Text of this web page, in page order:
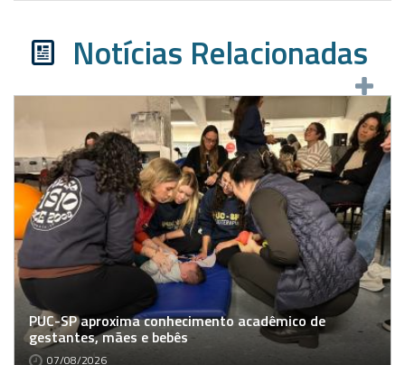
Notícias Relacionadas
PUC-SP aproxima conhecimento acadêmico de
gestantes, mães e bebês
07/08/2026